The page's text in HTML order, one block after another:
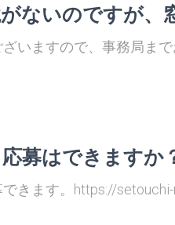
ないのですが、
いますので、事務局ま
募はできますか
きます。https://